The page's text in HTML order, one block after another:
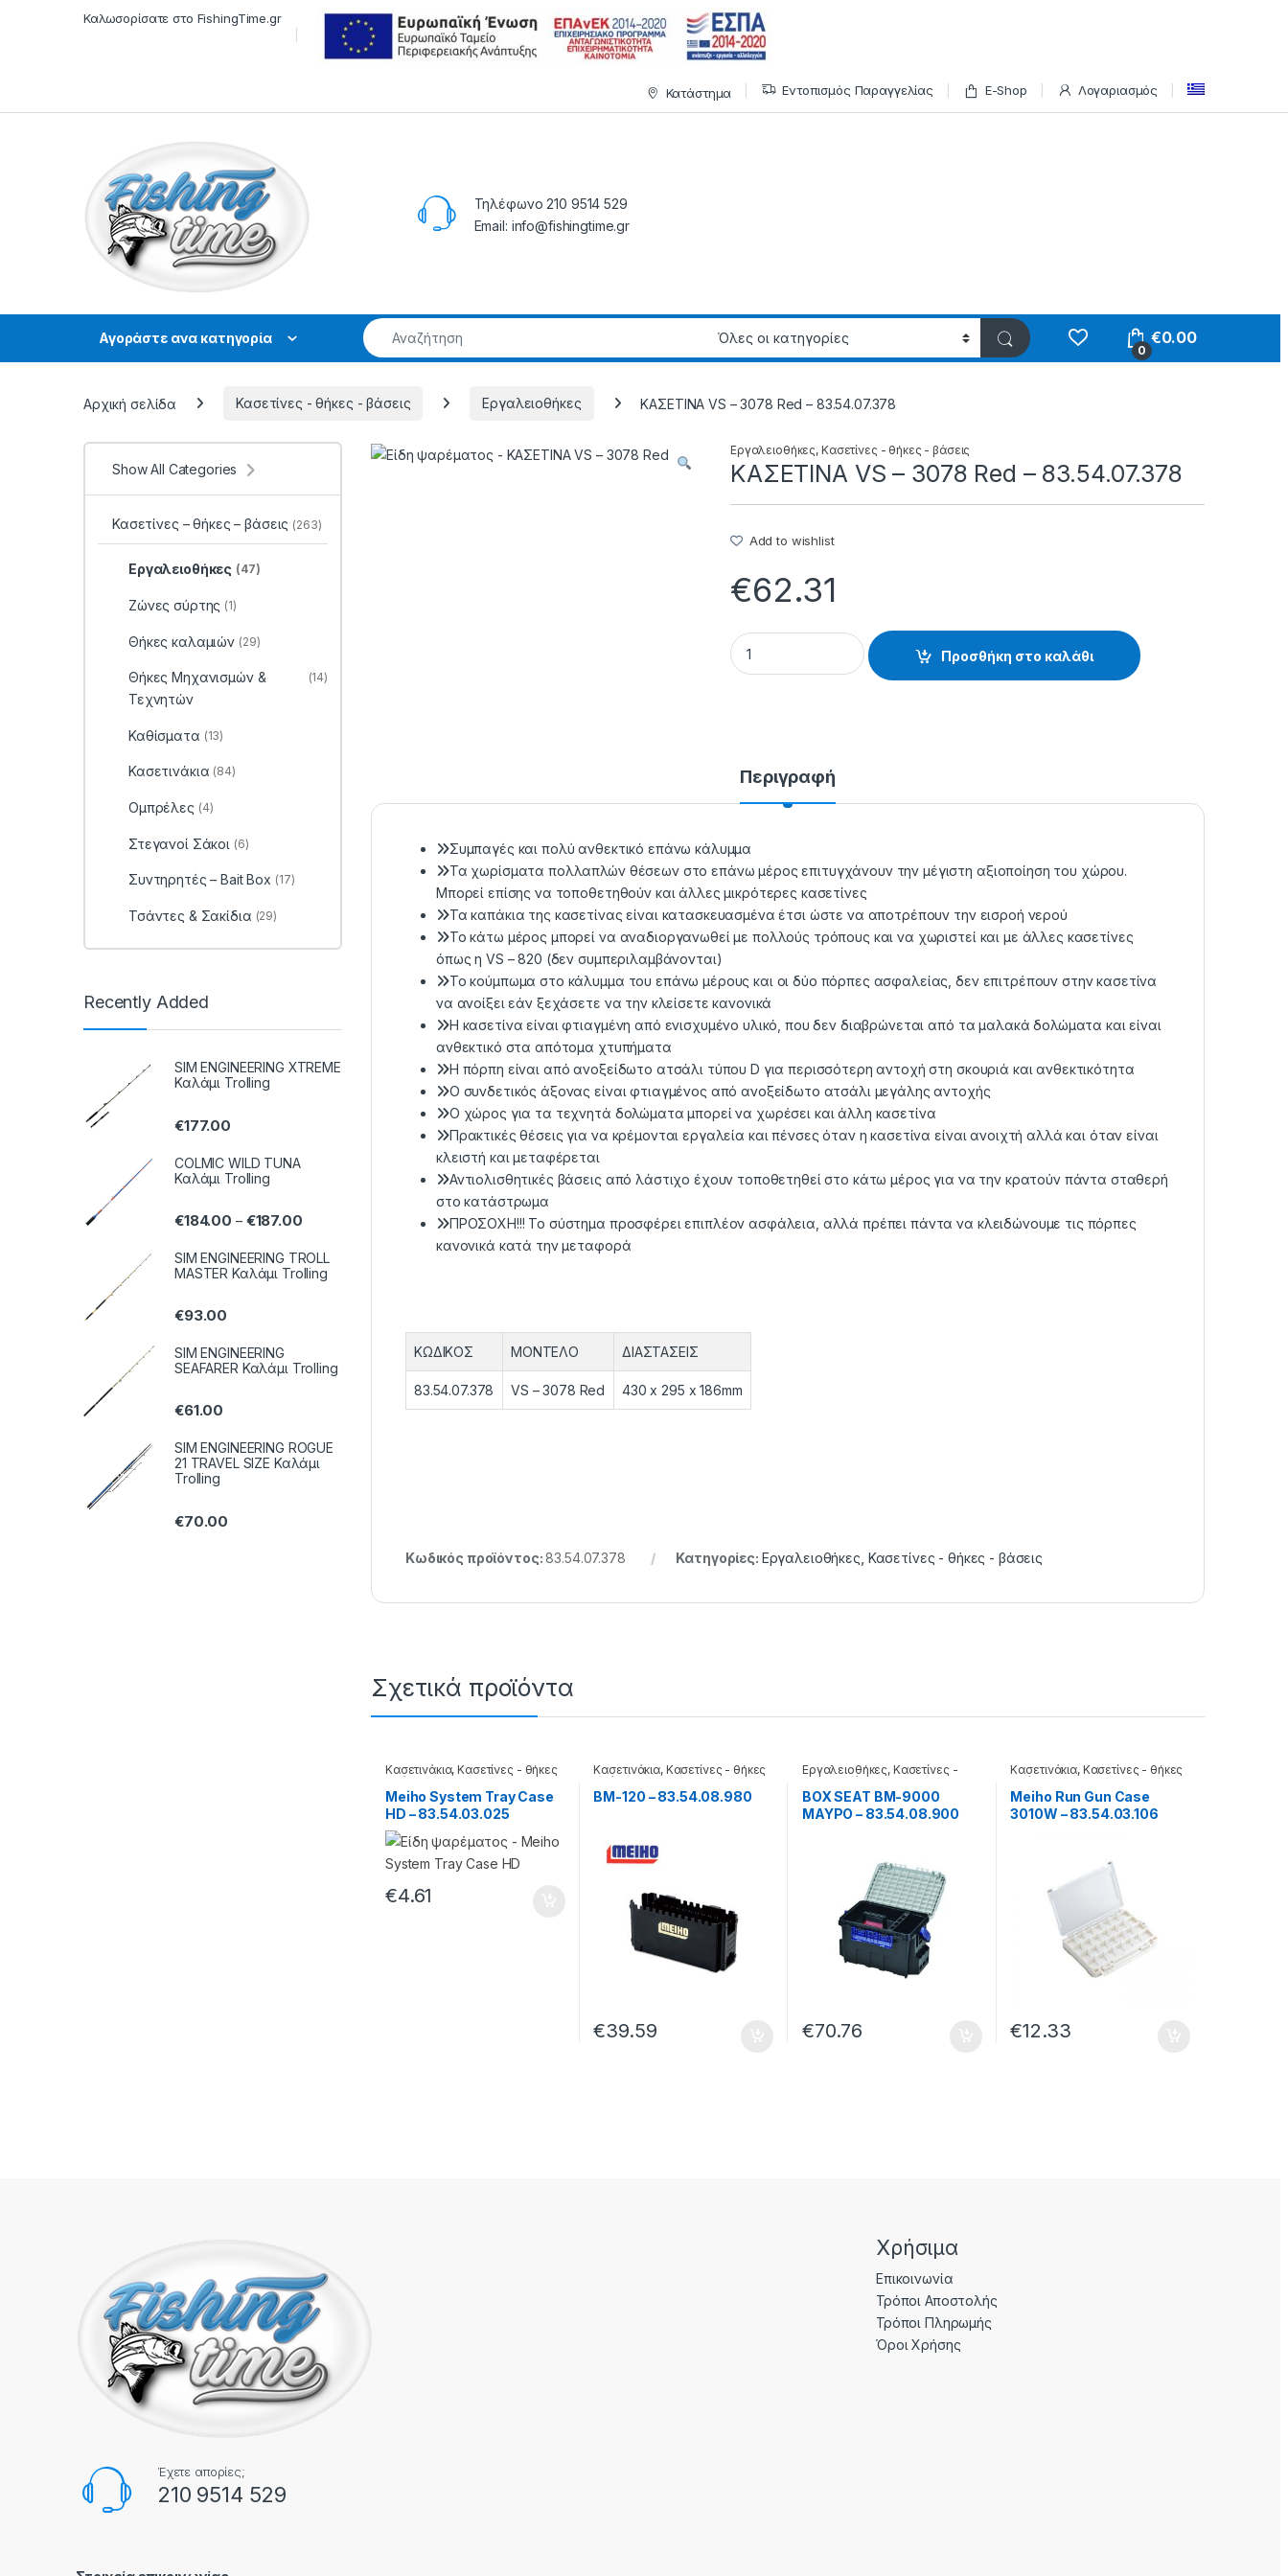
Καλωσορίσατε στο FishingTime.gr
Κατάστημα Εντοπισμός Παραγγελίας E-Shop Λογαριασμός
Τηλέφωνο 210 9514 529
Email: info@fishingtime.gr
Αγοράστε ανα κατηγορία
0
€0.00
Αρχική σελίδα Κασετίνες - θήκες - βάσεις Εργαλειοθήκες ΚΑΣΕΤΙΝΑ VS – 3078 Red – 83.54.07.378
Εργαλειοθήκες, Κασετίνες - θήκες - βάσεις
ΚΑΣΕΤΙΝΑ VS – 3078 Red – 83.54.07.378
Add to wishlist
€62.31
ΚΑΣΕΤΙΝΑ VS – 3078 Red - 83.54.07.378 quantity
Προσθήκη στο καλάθι
Περιγραφή
Συμπαγές και πολύ ανθεκτικό επάνω κάλυμμα
Τα χωρίσματα πολλαπλών θέσεων στο επάνω μέρος επιτυγχάνουν την μέγιστη αξιοποίηση του χώρου.
Μπορεί επίσης να τοποθετηθούν και άλλες μικρότερες κασετίνες
Τα καπάκια της κασετίνας είναι κατασκευασμένα έτσι ώστε να αποτρέπουν την εισροή νερού
Το κάτω μέρος μπορεί να αναδιοργανωθεί με πολλούς τρόπους και να χωριστεί και με άλλες κασετίνες
όπως η VS – 820 (δεν συμπεριλαμβάνονται)
Το κούμπωμα στο κάλυμμα του επάνω μέρους και οι δύο πόρπες ασφαλείας, δεν επιτρέπουν στην κασετίνα
να ανοίξει εάν ξεχάσετε να την κλείσετε κανονικά
Η κασετίνα είναι φτιαγμένη από ενισχυμένο υλικό, που δεν διαβρώνεται από τα μαλακά δολώματα και είναι
ανθεκτικό στα απότομα χτυπήματα
Η πόρπη είναι από ανοξείδωτο ατσάλι τύπου D για περισσότερη αντοχή στη σκουριά και ανθεκτικότητα
Ο συνδετικός άξονας είναι φτιαγμένος από ανοξείδωτο ατσάλι μεγάλης αντοχής
Ο χώρος για τα τεχνητά δολώματα μπορεί να χωρέσει και άλλη κασετίνα
Πρακτικές θέσεις για να κρέμονται εργαλεία και πένσες όταν η κασετίνα είναι ανοιχτή αλλά και όταν είναι
κλειστή και μεταφέρεται
Αντιολισθητικές βάσεις από λάστιχο έχουν τοποθετηθεί στο κάτω μέρος για να την κρατούν πάντα σταθερή
στο κατάστρωμα
ΠΡΟΣΟΧΗ!!! Το σύστημα προσφέρει επιπλέον ασφάλεια, αλλά πρέπει πάντα να κλειδώνουμε τις πόρπες
κανονικά κατά την μεταφορά
ΚΩΔΙΚΟΣ ΜΟΝΤΕΛΟ ΔΙΑΣΤΑΣΕΙΣ
83.54.07.378 VS – 3078 Red 430 x 295 x 186mm
Κωδικός προϊόντος:83.54.07.378 Κατηγορίες: Εργαλειοθήκες Κασετίνες - θήκες - βάσεις
Σχετικά προϊόντα
Κασετινάκια,Κασετίνες - θήκες
- βάσεις
Meiho System Tray Case
HD – 83.54.03.025
€4.61
Κασετινάκια, Κασετίνες - θήκες
- βάσεις
BM-120 – 83.54.08.980
€39.59
Εργαλειοθήκες, Κασετίνες -
θήκες - βάσεις
BOX SEAT BM-9000
ΜΑΥΡΟ – 83.54.08.900
€70.76
Κασετινάκια, Κασετίνες - θήκες
- βάσεις
Meiho Run Gun Case
3010W – 83.54.03.106
€12.33
Show All Categories
Κασετίνες – θήκες – βάσεις (263)
Εργαλειοθήκες (47)
Ζώνες σύρτης (1)
Θήκες καλαμιών (29)
Θήκες Μηχανισμών &
Τεχνητών
(14)
Καθίσματα (13)
Κασετινάκια (84)
Ομπρέλες (4)
Στεγανοί Σάκοι (6)
Συντηρητές – Bait Box (17)
Τσάντες & Σακίδια (29)
Recently Added
SIM ENGINEERING XTREME
Καλάμι Trolling
€177.00
COLMIC WILD TUNA
Καλάμι Trolling
€184.00 – €187.00
SIM ENGINEERING TROLL
MASTER Καλάμι Trolling
€93.00
SIM ENGINEERING
SEAFARER Καλάμι Trolling
€61.00
SIM ENGINEERING ROGUE
21 TRAVEL SIZE Καλάμι
Trolling
€70.00
Έχετε απορίες;
210 9514 529
Χρήσιμα
Επικοινωνία
Τρόποι Αποστολής
Τρόποι Πληρωμής
Όροι Χρήσης